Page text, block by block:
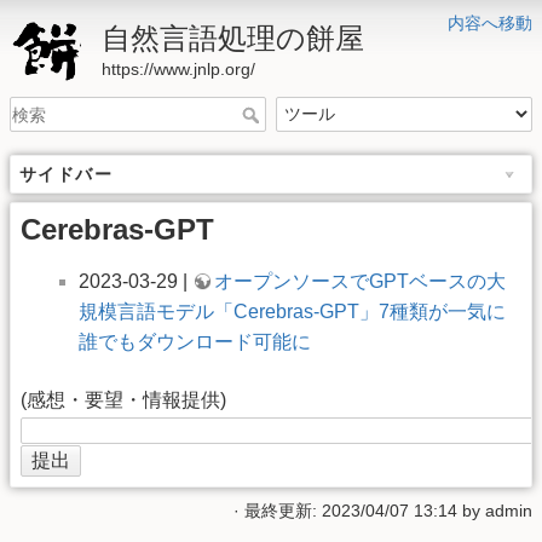
内容へ移動
自然言語処理の餅屋
https://www.jnlp.org/
サイドバー
Cerebras-GPT
2023-03-29 |
オープンソースでGPTベースの大
規模言語モデル「Cerebras-GPT」7種類が一気に
誰でもダウンロード可能に
(感想・要望・情報提供)
· 最終更新: 2023/04/07 13:14 by admin